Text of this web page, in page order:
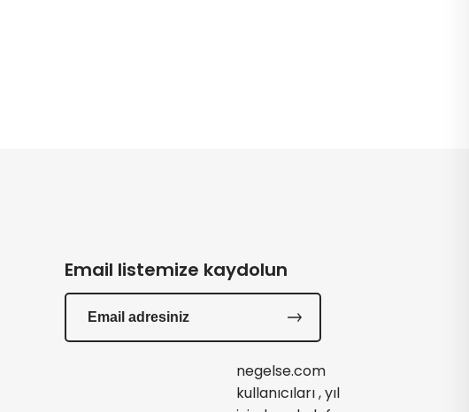
Email listemize kaydolun
negelse.com
kullanıcıları , yıl